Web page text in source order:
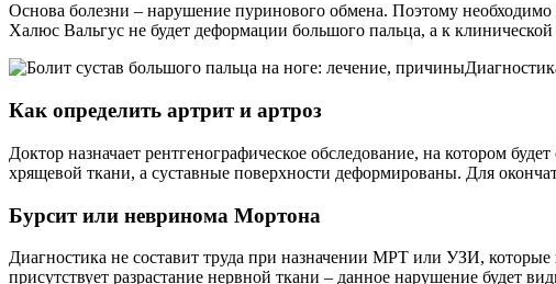
Основа болезни – нарушение пуринового обмена. Поэтому необходимо
Халюс Вальгус не будет деформации большого пальца, а к
Как определить артрит и артроз
Доктор назначает рентгенографическое обследование, на котором
хрящевой ткани, а суставные поверхности деформированы. Для
Бурсит или невринома Мортона
Диагностика не составит труда при назначении МРТ или УЗИ,
присутствует разрастание нервной ткани – данное нарушение будет